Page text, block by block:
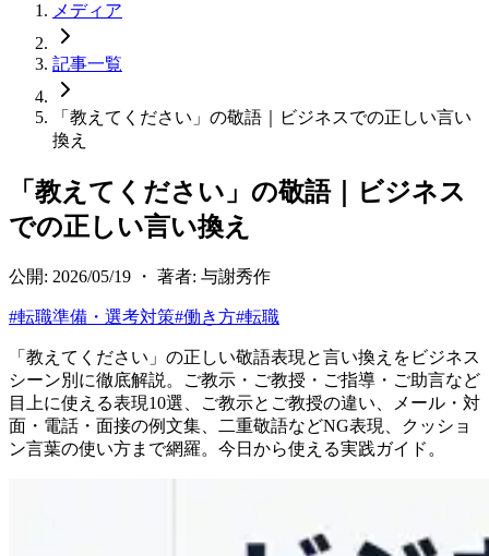
メディア
記事一覧
「教えてください」の敬語｜ビジネスでの正しい言い
換え
「教えてください」の敬語｜ビジネス
での正しい言い換え
公開: 2026/05/19 ・ 著者: 与謝秀作
#転職準備・選考対策#働き方#転職
「教えてください」の正しい敬語表現と言い換えをビジネス
シーン別に徹底解説。ご教示・ご教授・ご指導・ご助言など
目上に使える表現10選、ご教示とご教授の違い、メール・対
面・電話・面接の例文集、二重敬語などNG表現、クッショ
ン言葉の使い方まで網羅。今日から使える実践ガイド。